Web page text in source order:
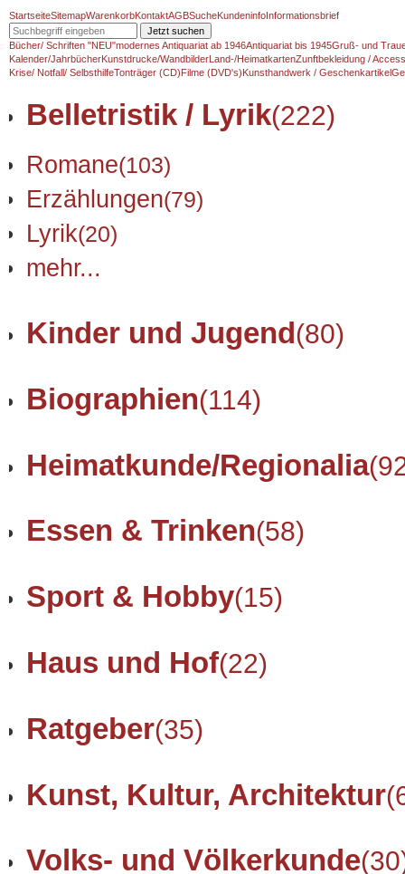
StartseiteSitemapWarenkorbKontaktAGBSucheKundeninfoInformationsbrief
Jetzt suchen
Bücher/ Schriften "NEU"modernes Antiquariat ab 1946Antiquariat bis 1945Gruß- und
Kalender/JahrbücherKunstdrucke/WandbilderLand-/HeimatkartenZunftbekleidung /
Krise/ Notfall/ SelbsthilfeTonträger (CD)Filme (DVD's)Kunsthandwerk / Geschenkartikel
Belletristik / Lyrik(222)
Romane(103)
Erzählungen(79)
Lyrik(20)
mehr...
Kinder und Jugend(80)
Biographien(114)
Heimatkunde/Regionalia
Essen & Trinken(58)
Sport & Hobby(15)
Haus und Hof(22)
Ratgeber(35)
Kunst, Kultur, Architektur
Volks- und Völkerkunde